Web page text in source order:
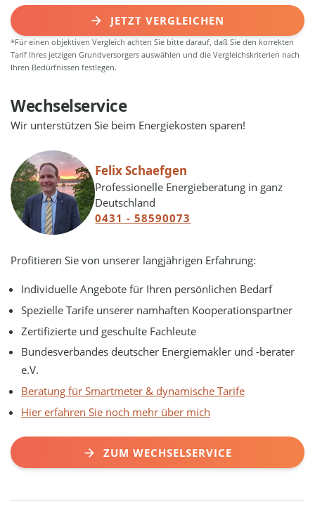
JETZT VERGLEICHEN
*Für einen objektiven Vergleich achten Sie bitte darauf, daß Sie den korrekten
Tarif Ihres jetzigen Grundversorgers auswählen und die Vergleichskriterien nach
Ihren Bedürfnissen festlegen.
Wechselservice
Wir unterstützen Sie beim Energiekosten sparen!
Felix Schaefgen
Professionelle Energieberatung in ganz
Deutschland
0431 - 58590073
Profitieren Sie von unserer langjährigen Erfahrung:
Individuelle Angebote für Ihren persönlichen Bedarf
Spezielle Tarife unserer namhaften Kooperationspartner
Zertifizierte und geschulte Fachleute
Bundesverbandes deutscher Energiemakler und -berater
e.V.
Beratung für Smartmeter & dynamische Tarife
Hier erfahren Sie noch mehr über mich
ZUM WECHSELSERVICE